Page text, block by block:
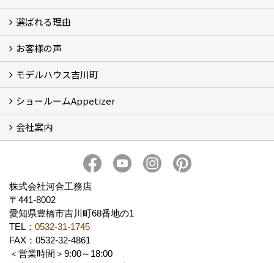
イベント情報
選ばれる理由
5つのやさしさ宣言
3つのプロ宣言
お家づくりスケジュール
お客様の声
お客様の声
モデルハウス吉川町
吉川町モデルハウス
ショールームAppetizer
Appetizer(ショールーム)
Appetizer(レンタルスペース)
会社案内
社長 河合智之の想い
求人情報 Recruit
株式会社河合工務店
〒441-8002
愛知県豊橋市吉川町68番地の1
TEL： 0532-31-1745
FAX：0532-32-4861
＜営業時間＞9:00～18:00